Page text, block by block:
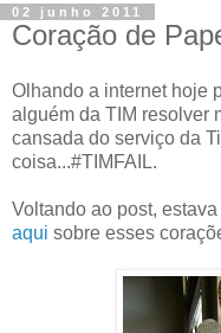
02 junho 2011
Coração de
Olhando a internet hoje
alguém da TIM resolver
cansada do serviço da
coisa...#TIMFAIL.
Voltando ao post,
aqui sobre esses